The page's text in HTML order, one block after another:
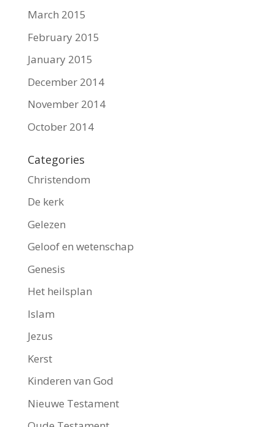
March 2015
February 2015
January 2015
December 2014
November 2014
October 2014
Categories
Christendom
De kerk
Gelezen
Geloof en wetenschap
Genesis
Het heilsplan
Islam
Jezus
Kerst
Kinderen van God
Nieuwe Testament